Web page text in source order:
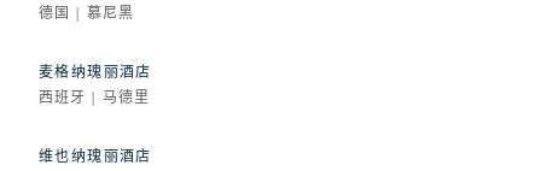
德国 | 慕尼黑
麦格纳瑰丽酒店
西班牙 | 马德里
维也纳瑰丽酒店